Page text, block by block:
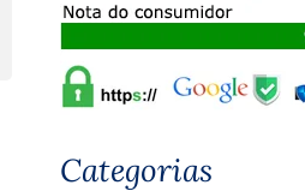
Categorias